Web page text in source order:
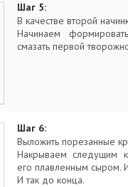
Шаг 5:
В качестве второй
Начинаем
смазать первой
Шаг 6:
Выложить порезанные
Накрываем следущим
его плавленным сыром.
И так до конца.